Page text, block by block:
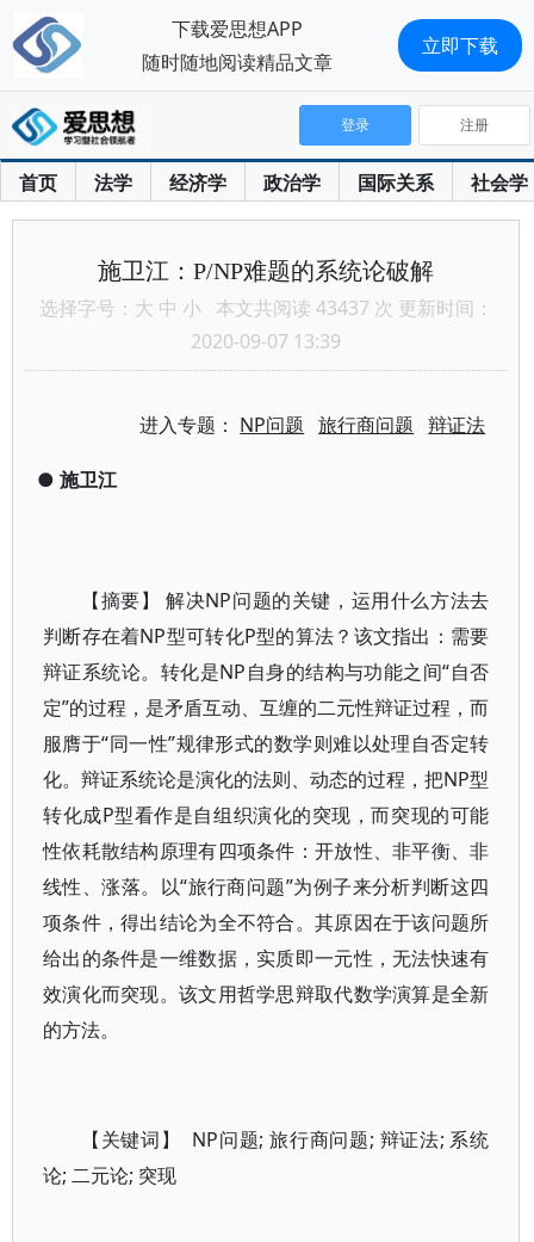
首页 法学 经济学 政治学 国际关系 社会学
登录 注册
施卫江：P/NP难题的系统论破解
选择字号： 大 中 小 本文共阅读 43437 次 更新时间：
2020-09-07 13:39
进入专题： NP问题 旅行商问题 辩证法
● 施卫江
【摘要】 解决NP问题的关键，运用什么方法去
判断存在着NP型可转化P型的算法？该文指出：需要
辩证系统论。转化是NP自身的结构与功能之间“自否
定”的过程，是矛盾互动、互缠的二元性辩证过程，而
服膺于“同一性”规律形式的数学则难以处理自否定转
化。辩证系统论是演化的法则、动态的过程，把NP型
转化成P型看作是自组织演化的突现，而突现的可能
性依耗散结构原理有四项条件：开放性、非平衡、非
线性、涨落。以“旅行商问题”为例子来分析判断这四
项条件，得出结论为全不符合。其原因在于该问题所
给出的条件是一维数据，实质即一元性，无法快速有
效演化而突现。该文用哲学思辩取代数学演算是全新
的方法。
【关键词】 NP问题; 旅行商问题; 辩证法; 系统
论; 二元论; 突现
下载爱思想APP
随时随地阅读精品文章
立即下载